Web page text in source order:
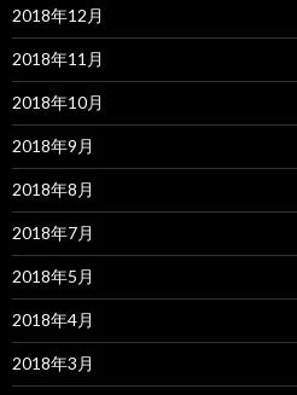
2018年12月
2018年11月
2018年10月
2018年9月
2018年8月
2018年7月
2018年5月
2018年4月
2018年3月